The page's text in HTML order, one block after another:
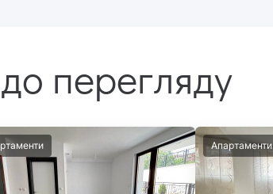
перегляду
Апартаменти